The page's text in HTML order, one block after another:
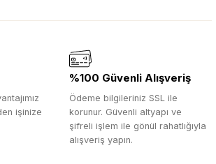
işinize
%100 Güvenli Alışveriş
Ödeme bilgileriniz SSL ile
korunur. Güvenli altyapı ve
şifreli işlem ile gönül rahatlığıyla
alışveriş yapın.